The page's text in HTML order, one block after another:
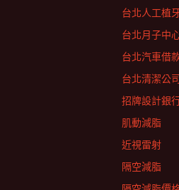
台北人工植
台北月子中
台北汽車借
台北清潔公
招牌設計銀
肌動減脂
近視雷射
隔空減脂